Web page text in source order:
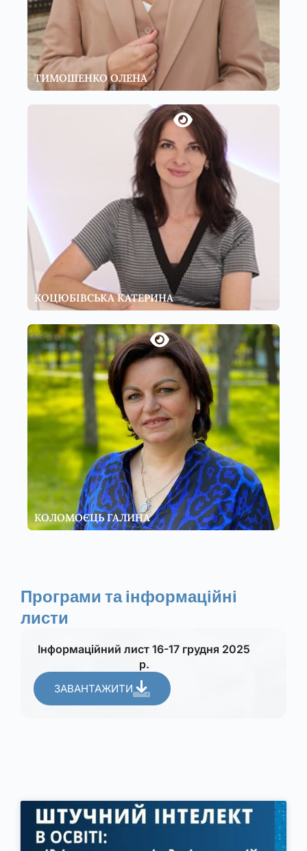
ТИМОШЕНКО ОЛЕНА
КОЦЮБІВСЬКА КАТЕРИНА
КОЛОМОЄЦЬ ГАЛИНА
Програми та інформаційні
листи
Інформаційний лист 16-17 грудня 2025
р.
ЗАВАНТАЖИТИ